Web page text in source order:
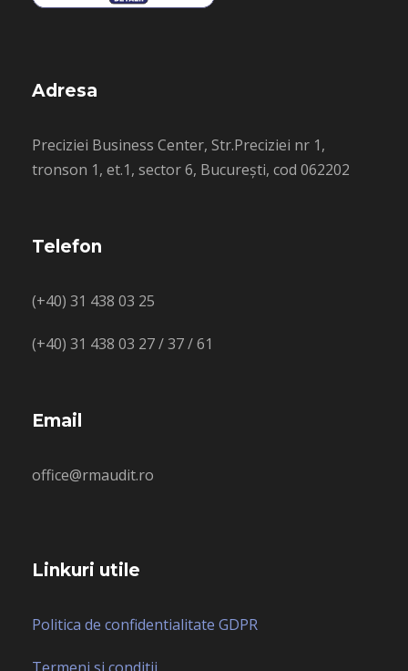
Adresa
Preciziei Business Center, Str.Preciziei nr 1,
tronson 1, et.1, sector 6, București, cod 062202
Telefon
(+40) 31 438 03 25
(+40) 31 438 03 27 / 37 / 61
Email
office@rmaudit.ro
Linkuri utile
Politica de confidentialitate GDPR